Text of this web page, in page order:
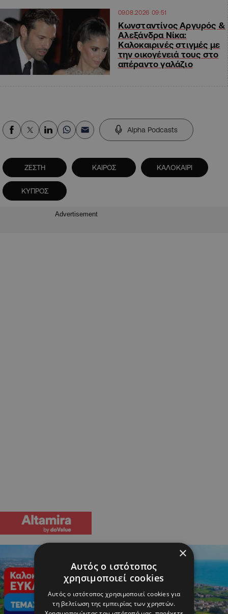
09.08.2026 09:51
Κωνσταντίνος Αργυρός &
Αλεξάνδρα Νίκα:
Καλοκαιρινές στιγμές με
την οικογένειά τους στο
απέραντο γαλάζιο
Alpha Podcasts
ΖΕΣΤΗ ΚΑΙΡΟΣ ΚΑΛΟΚΑΙΡΙ
ΚΥΠΡΟΣ
Advertisement
×
Αυτός ο ιστότοπος
χρησιμοποιεί cookies
Αυτός ο ιστότοπος χρησιμοποιεί cookies για
τη βελτίωση της εμπειρίας των χρηστών.